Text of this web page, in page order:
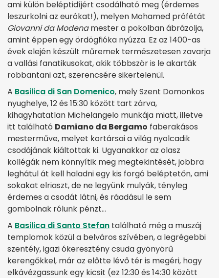
ami külön beléptidíjért csodálható meg (érdemes
leszurkolni az eurókat!), melyen Mohamed prófétát
Giovanni da Modenamester a pokolban ábrázolja,
amint éppen egy ördögfióka nyúzza. Ez az 1400-as
évek elején készült műremek természetesen zavarja
a vallási fanatikusokat, akik többször is le akarták
robbantani azt, szerencsére sikertelenül.
A Basilica di San Domenico, mely Szent Domonkos
nyughelye, 12 és 15:30 között tart zárva,
kihagyhatatlan Michelangelo munkája miatt, illetve
itt található Damiano da Bergamo faberakásos
mesterműve, melyet kortársai a világ nyolcadik
csodájának kiáltottak ki. Ugyanakkor az olasz
kollégák nem könnyítik meg megtekintését, jobbra
leghátul át kell haladni egy kis forgó beléptetőn, ami
sokakat elriaszt, de ne legyünk mulyák, tényleg
érdemes a csodát látni, és ráadásul le sem
gombolnak rólunk pénzt…
A Basilica di Santo Stefan található még a muszáj
templomok közül a belváros szívében, a legrégebbi
szentély, igazi ókeresztény csuda gyönyörű
kerengőkkel, már az előtte lévő tér is megéri, hogy
elkávézgassunk egy kicsit (ez 12:30 és 14:30 között